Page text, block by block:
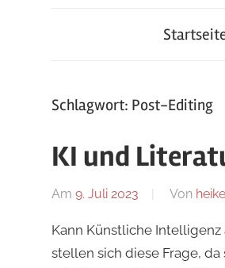
Schlagwort: Post-Editing
KI und
Am 9. Juli 2023 Von
Kann Künstliche
stellen sich diese Frage,